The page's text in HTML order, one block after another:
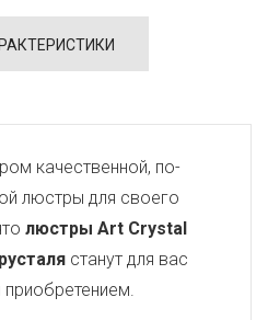
качественной, по-
люстры для своего
люстры Art Crystal
станут для вас